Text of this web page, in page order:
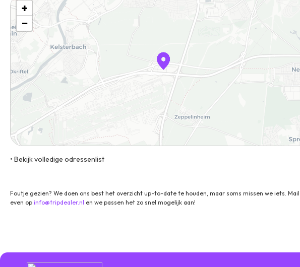
+
−
• Bekijk volledige odressenlist
Foutje gezien? We doen ons best het overzicht up-to-date te houden, maar soms missen we iets. Mail
even op info@tripdealer.nl en we passen het zo snel mogelijk aan!